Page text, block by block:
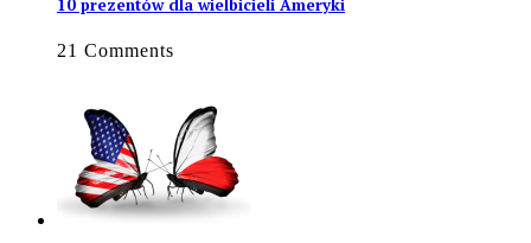
10 prezentów dla wielbicieli Ameryki
21 Comments